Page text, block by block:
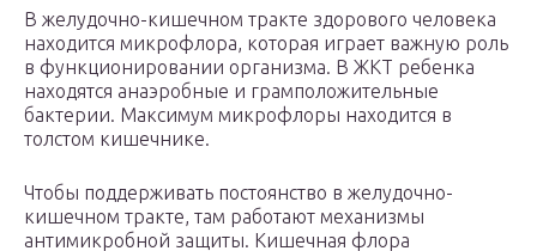
В желудочно-кишечном тракте здорового человека
находится микрофлора, которая играет важную роль
в функционировании организма. В ЖКТ ребенка
находятся анаэробные и грамположительные
бактерии. Максимум микрофлоры находится в
толстом кишечнике.
Чтобы поддерживать постоянство в желудочно-
кишечном тракте, там работают механизмы
антимикробной защиты. Кишечная флора